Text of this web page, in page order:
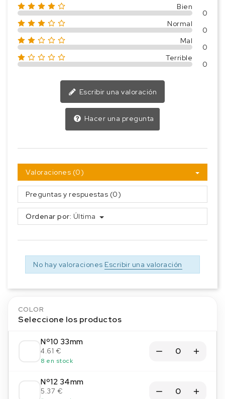
Bien
0
Normal
0
Mal
0
Terrible
0
Escribir una valoración
Hacer una pregunta
Valoraciones (0)
Preguntas y respuestas (0)
Ordenar por: Última
No hay valoraciones Escribir una valoración
COLOR
Seleccione los productos
Nº10 33mm
4.61 €
8 en stock
Nº12 34mm
5.37 €